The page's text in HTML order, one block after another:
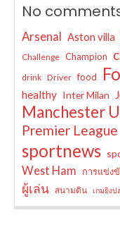
No
Arsenal Aston villa
Challenge Champion
drink Driver food
healthy Inter Milan
Manchester
Premier League
sportnews
West Ham การแข่ง
ผู้เล่น สนามดิน เกมยิงป